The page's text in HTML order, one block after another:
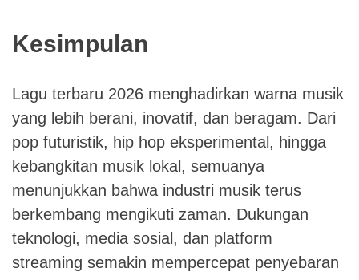
Kesimpulan
Lagu terbaru 2026 menghadirkan warna musik
yang lebih berani, inovatif, dan beragam. Dari
pop futuristik, hip hop eksperimental, hingga
kebangkitan musik lokal, semuanya
menunjukkan bahwa industri musik terus
berkembang mengikuti zaman. Dukungan
teknologi, media sosial, dan platform
streaming semakin mempercepat penyebaran